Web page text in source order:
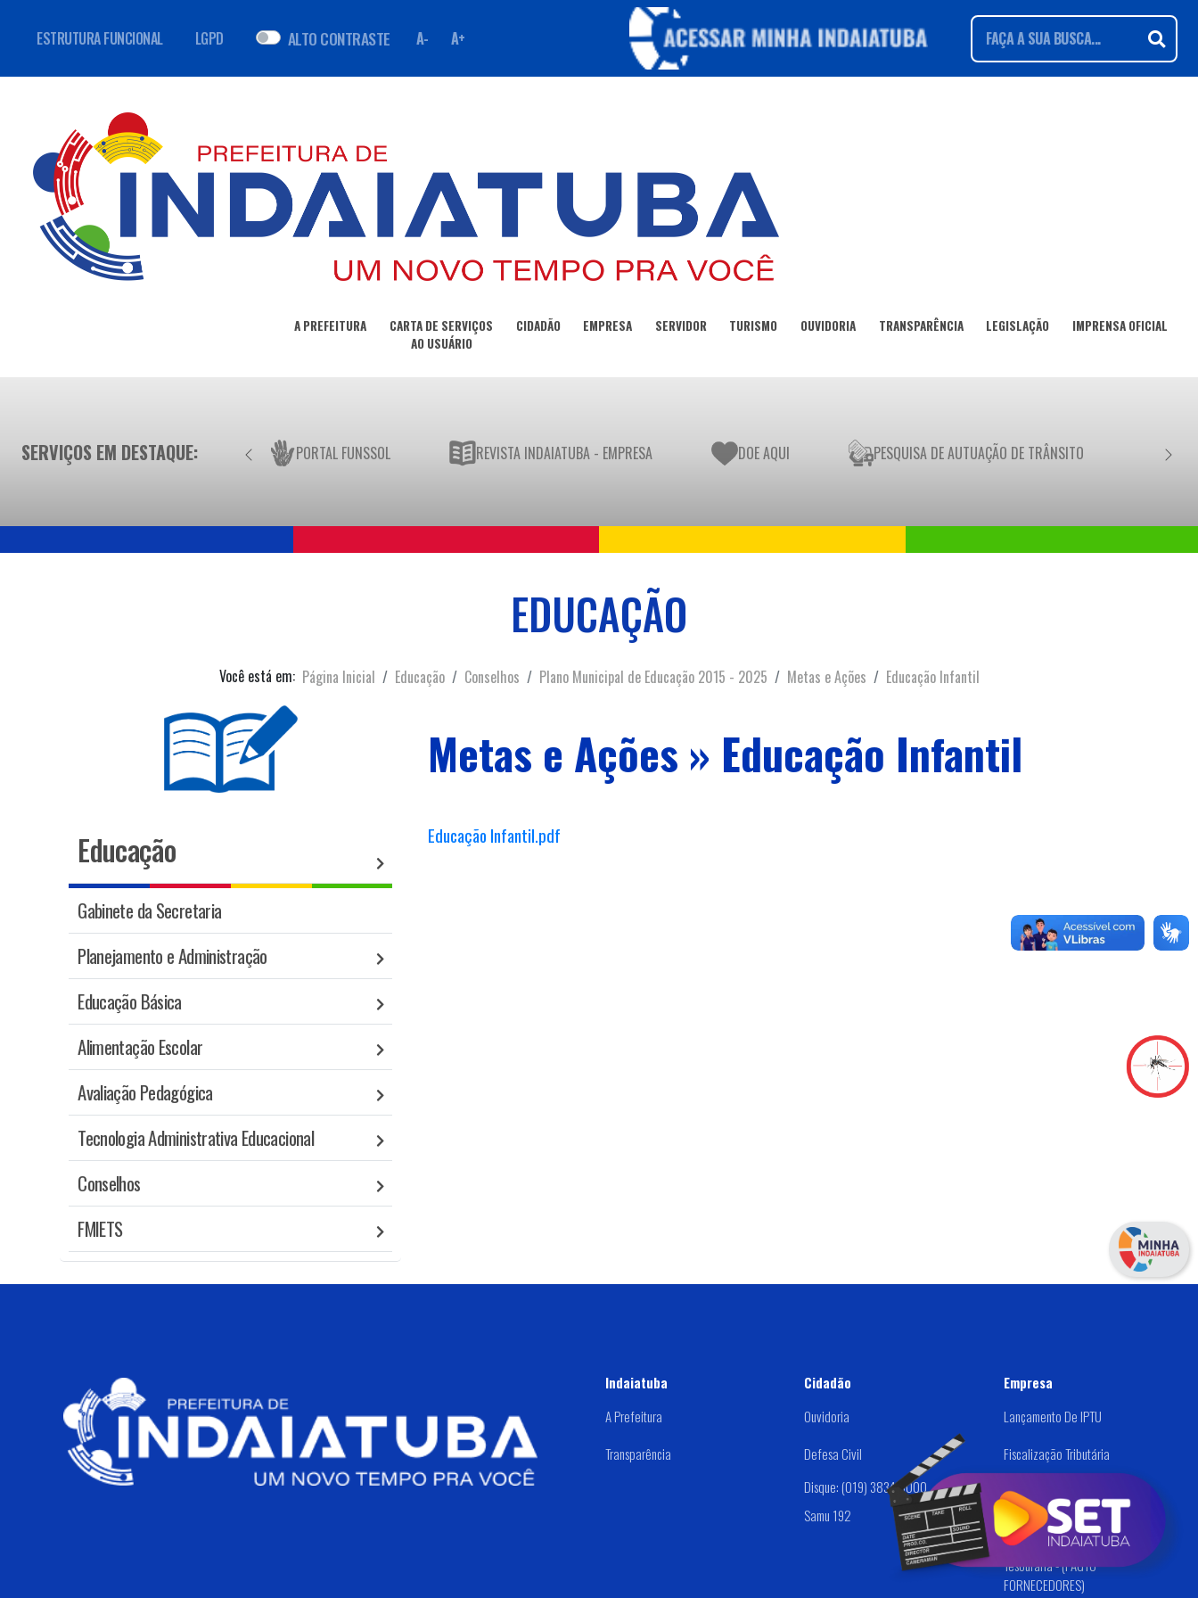
ESTRUTURA FUNCIONAL LGPD ALTO CONTRASTE A- A+
A PREFEITURA
CARTA DE SERVIÇOS
AO USUÁRIO
CIDADÃO EMPRESA SERVIDOR TURISMO OUVIDORIA TRANSPARÊNCIA LEGISLAÇÃO IMPRENSA OFICIAL
SERVIÇOS EM DESTAQUE: PORTAL FUNSSOL REVISTA INDAIATUBA - EMPRESA DOE AQUI PESQUISA DE AUTUAÇÃO DE TRÂNSITO
EDUCAÇÃO
Você está em: Página Inicial Educação Conselhos Plano Municipal de Educação 2015 - 2025 Metas e Ações Educação Infantil
Educação
Gabinete da Secretaria
Planejamento e Administração
Educação Básica
Alimentação Escolar
Avaliação Pedagógica
Tecnologia Administrativa Educacional
Conselhos
FMIETS
Metas e Ações » Educação Infantil
Educação Infantil.pdf
Indaiatuba
A Prefeitura
Transparência
Cidadão
Ouvidoria
Defesa Civil
Disque: (019) 3834-9000
Samu 192
Empresa
Lançamento De IPTU
Fiscalização Tributária
Dívida Ativa
Alvará /Cadastro De Empresas
Tesouraria - (PAGTO
FORNECEDORES)